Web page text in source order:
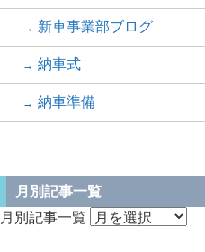
新車事業部ブログ
納車式
納車準備
月別記事一覧
月別記事一覧